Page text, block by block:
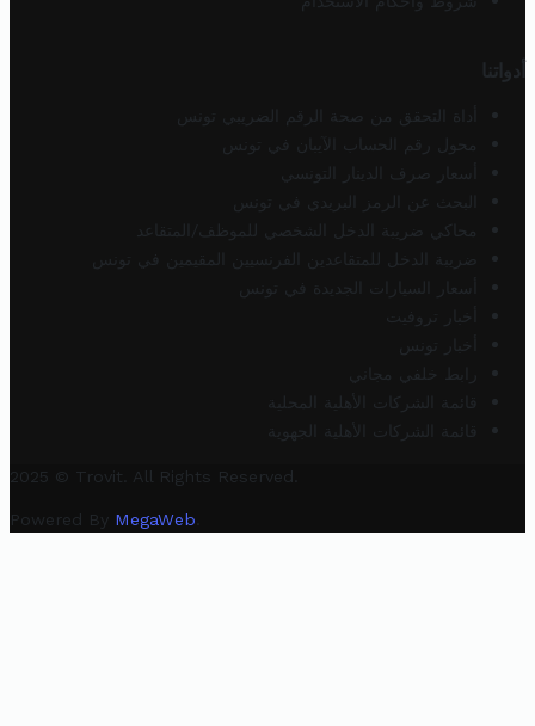
أدواتنا
أداة التحقق من صحة الرقم الضريبي تونس
محول رقم الحساب الآيبان في تونس
أسعار صرف الدينار التونسي
البحث عن الرمز البريدي في تونس
محاكي ضريبة الدخل الشخصي للموظف/المتقاعد
ضريبة الدخل للمتقاعدين الفرنسيين المقيمين في تونس
أسعار السيارات الجديدة في تونس
أخبار تروفيت
أخبار تونس
رابط خلفي مجاني
قائمة الشركات الأهلية المحلية
قائمة الشركات الأهلية الجهوية
2025 © Trovit. All Rights Reserved.
Powered By MegaWeb